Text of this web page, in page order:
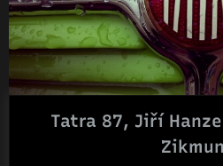
Tatra 87, Jiří